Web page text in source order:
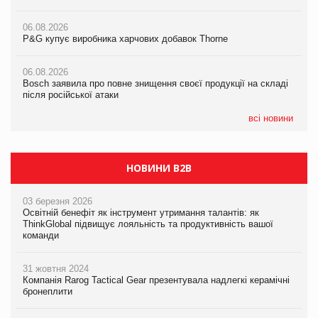
06.08.2026
P&G купує виробника харчових добавок Thorne
06.08.2026
Bosch заявила про повне знищення своєї продукції на складі
після російської атаки
всі новини
06.08.2026
P&G купує виробника харчових добавок Thorne
06.08.2026
Bosch заявила про повне знищення своєї продукції на складі
після російської атаки
06.08.2026
P&G купує виробника харчових добавок Thorne
06.08.2026
Bosch заявила про повне знищення своєї продукції на складі
після російської атаки
НОВИНИ B2B
03 березня 2026
Освітній бенефіт як інструмент утримання талантів: як
ThinkGlobal підвищує лояльність та продуктивність вашої
команди
31 жовтня 2024
Компанія Rarog Tactical Gear презентувала надлегкі керамічні
бронеплити